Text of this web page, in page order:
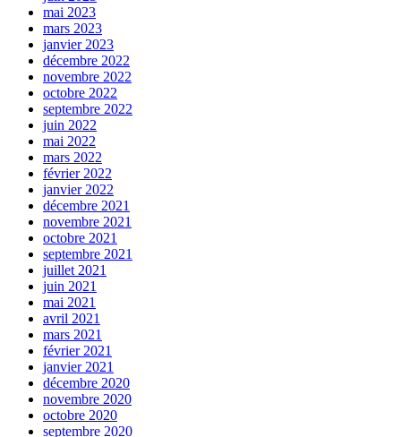
mai 2023
mars 2023
janvier 2023
décembre 2022
novembre 2022
octobre 2022
septembre 2022
juin 2022
mai 2022
mars 2022
février 2022
janvier 2022
décembre 2021
novembre 2021
octobre 2021
septembre 2021
juillet 2021
juin 2021
mai 2021
avril 2021
mars 2021
février 2021
janvier 2021
décembre 2020
novembre 2020
octobre 2020
septembre 2020